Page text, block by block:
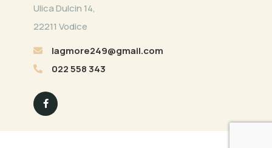
Ulica Dulcin 14,
22211 Vodice
lagmore249@gmail.com
022 558 343